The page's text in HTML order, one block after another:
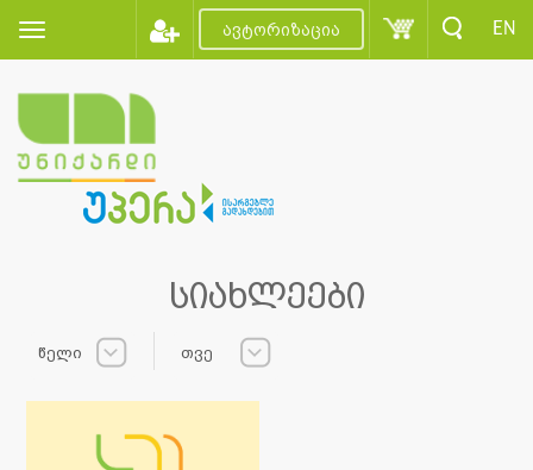
ავტორიზაცია EN
სიახლეები
წელი თვე